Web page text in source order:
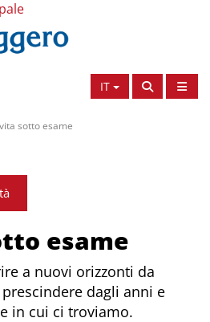
IT
sotto esame
esame
a nuovi orizzonti da
dagli anni e
in cui ci troviamo.